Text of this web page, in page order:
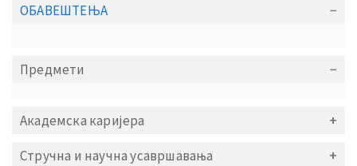
ОБАВЕШТЕЊА
Предмети
Академска каријера
Стручна и научна усавршавања